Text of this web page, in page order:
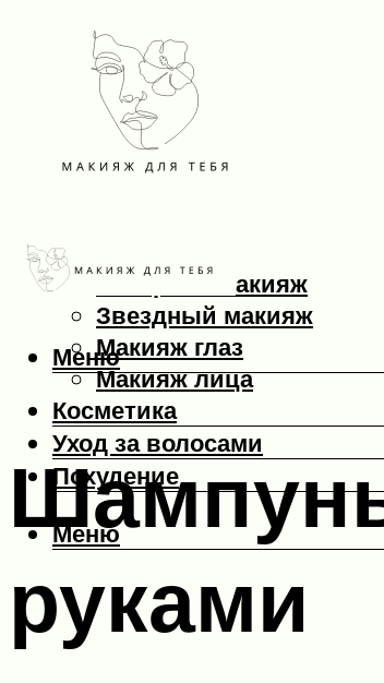
Макияж
Вечерний макияж
Звездный макияж
Макияж глаз
Макияж лица
Косметика
Уход за волосами
Похудение
Меню
Меню
руками